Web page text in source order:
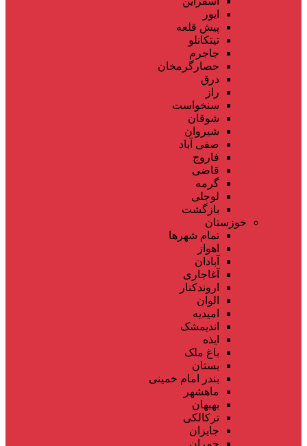
ایور
پیش قلعه
تیتکانلو
جاجرم
حصارگرمخان
درق
راز
سنخواست
شوقان
شیروان
صفی آباد
فاروج
قاضی
گرمه
لوجلی
بازگشت
خوزستان
تمام شهر‌ها
اهواز
آبادان
آغاجاری
اروندکنار
الوان
امیدیه
اندیمشک
ایذه
باغ ملک
بستان
بندر امام خمینی
ماهشهر
بهبهان
ترکالکی
جایزان
چمران